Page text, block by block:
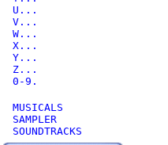
U...
V...
W...
X...
Y...
Z...
0-9.
MUSICALS
SAMPLER
SOUNDTRACKS